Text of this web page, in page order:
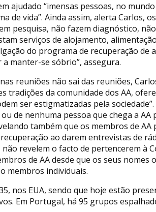
ajudado “imensas pessoas, no
de vida”. Ainda assim, alerta Carlos,
pesquisa, não fazem diagnóstico,
serviços de alojamento,
do programa de recuperação de
manter-se sóbrio”, assegura.
reuniões não sai das reuniões,
da comunidade dos AA,
ser estigmatizadas pela
de nenhuma pessoa que chega a
também que os membros de AA
ao darem entrevistas de
revelem o facto de pertencerem à
de AA desde que os seus nomes
membros individuais.
nos EUA, sendo que hoje estão
Em Portugal, há 95 grupos